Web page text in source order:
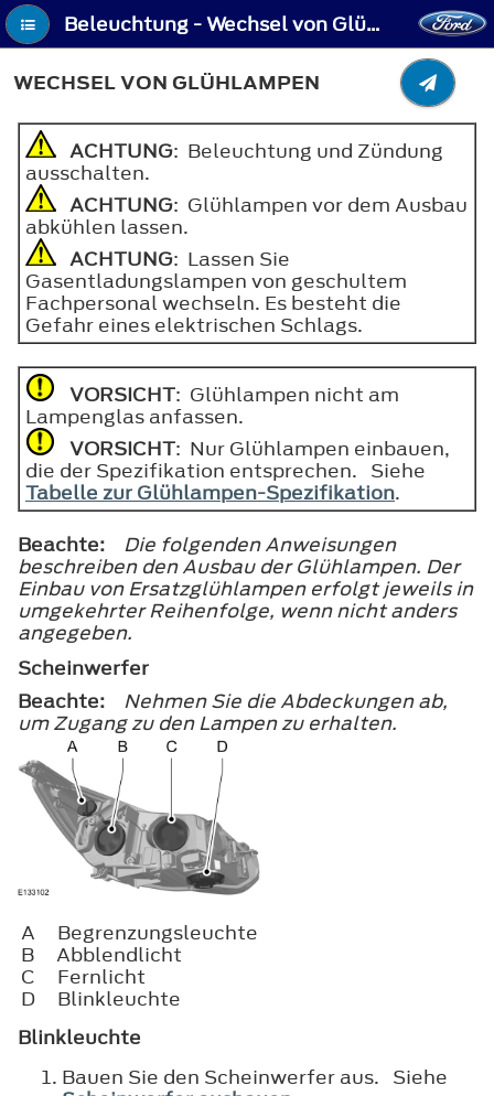
Beleuchtung - Wechsel von Glühlampen
WECHSEL VON GLÜHLAMPEN
ACHTUNG: Beleuchtung und Zündung
ausschalten.
ACHTUNG: Glühlampen vor dem Ausbau
abkühlen lassen.
ACHTUNG: Lassen Sie
Gasentladungslampen von geschultem
Fachpersonal wechseln. Es besteht die
Gefahr eines elektrischen Schlags.
VORSICHT: Glühlampen nicht am
Lampenglas anfassen.
VORSICHT: Nur Glühlampen einbauen,
die der Spezifikation entsprechen. Siehe
Tabelle zur Glühlampen-Spezifikation.
Beachte:
Die folgenden Anweisungen
beschreiben den Ausbau der Glühlampen. Der
Einbau von Ersatzglühlampen erfolgt jeweils in
umgekehrter Reihenfolge, wenn nicht anders
angegeben.
Scheinwerfer
Beachte:
Nehmen Sie die Abdeckungen ab,
um Zugang zu den Lampen zu erhalten.
A
Begrenzungsleuchte
B
Abblendlicht
C
Fernlicht
D
Blinkleuchte
Blinkleuchte
Bauen Sie den Scheinwerfer aus. Siehe